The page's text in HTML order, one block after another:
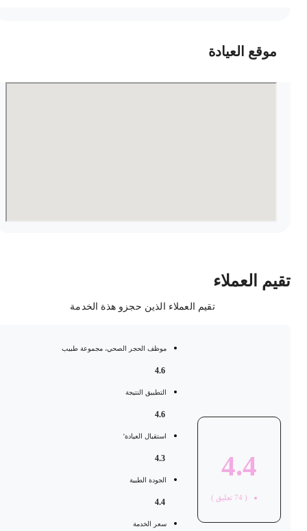
موقع العيادة
العملاء
تقيم العملاء الذين حجزو هذة الخدمة
4.4
74 تعليق )
موظف الحجر الصحي، مجموعة طبيب
التطبيق النتيجة
استقبال العيادة'
الجودة الطبية
سعر الخدمة